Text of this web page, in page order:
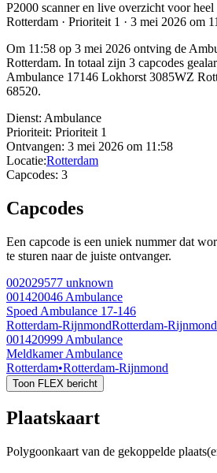
P2000 scanner en live overzicht voor
Rotterdam · Prioriteit 1 · 3 mei 2026 om
Om 11:58 op 3 mei 2026 ontving de
Rotterdam. In totaal zijn 3 capcodes
Ambulance 17146 Lokhorst 3085WZ
68520.
Dienst: Ambulance
Prioriteit: Prioriteit 1
Ontvangen: 3 mei 2026 om 11:58
Locatie:Rotterdam
Capcodes: 3
Capcodes
Een capcode is een uniek nummer dat
te sturen naar de juiste ontvanger.
002029577 unknown
001420046 Ambulance
Spoed Ambulance 17-146
Rotterdam-RijnmondRotterdam-Rijnmond
001420999 Ambulance
Meldkamer Ambulance
Rotterdam•Rotterdam-Rijnmond
Toon FLEX bericht
Plaatskaart
Polygoonkaart van de gekoppelde